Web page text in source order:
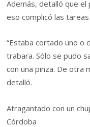
Además, detalló que
eso complicó las
“Estaba cortado uno o
trabara. Sólo se pudo
con una pinza. De otra
detalló.
Atragantado con un
Córdoba